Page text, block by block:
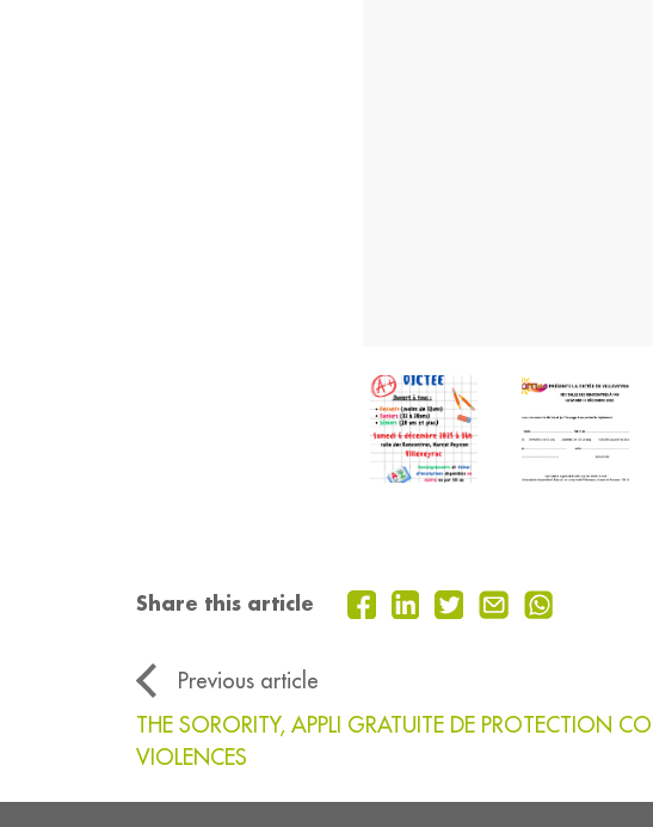
Share this article
Previous article
THE SORORITY, APPLI GRATUITE DE PROTECTION
VIOLENCES